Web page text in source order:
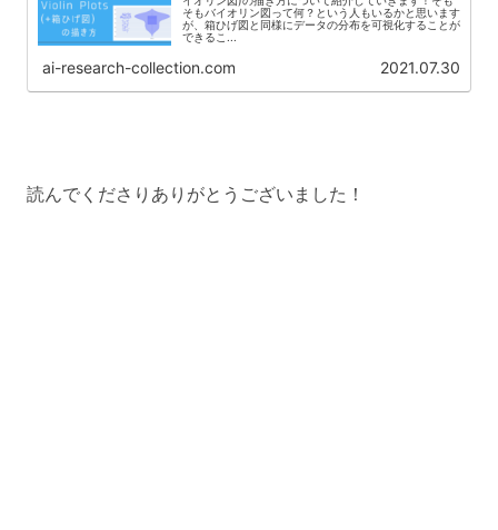
そもバイオリン図って何？という人もいるかと思います
が、箱ひげ図と同様にデータの分布を可視化することが
できるこ...
ai-research-collection.com 2021.07.30
読んでくださりありがとうございました！